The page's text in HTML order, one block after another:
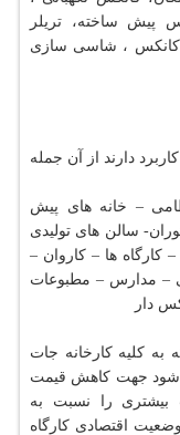
پیش ساخته، تریلر
، شاسی سازی
دارند از آن جمله
– خانه های پیش
سالن های تولیدی
ها – کاروان –
– مدارس – مطبوعات
دار
کلیه کارخانه جات
شود جهت کاهش قیمت
بیشتری را نسبت به
اقتصادی کارگاه